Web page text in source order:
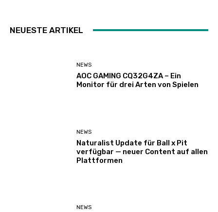
NEUESTE ARTIKEL
NEWS
AOC GAMING CQ32G4ZA – Ein
Monitor für drei Arten von Spielen
NEWS
Naturalist Update für Ball x Pit
verfügbar — neuer Content auf allen
Plattformen
NEWS